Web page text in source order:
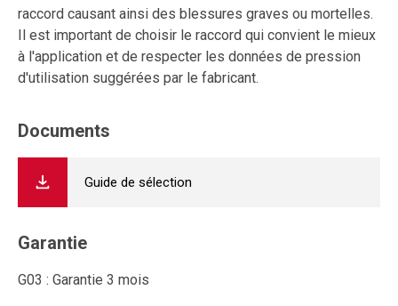
raccord causant ainsi des blessures graves ou mortelles.
Il est important de choisir le raccord qui convient le mieux
à l'application et de respecter les données de pression
d'utilisation suggérées par le fabricant.
Documents
Guide de sélection
Garantie
G03 : Garantie 3 mois